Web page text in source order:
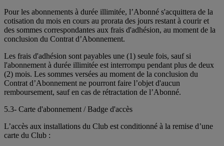
Pour les abonnements à durée illimitée, l’Abonné s'acquittera de la
cotisation du mois en cours au prorata des jours restant à courir et
des sommes correspondantes aux frais d'adhésion, au moment de la
conclusion du Contrat d’Abonnement.
Les frais d'adhésion sont payables une (1) seule fois, sauf si
l'abonnement à durée illimitée est interrompu pendant plus de deux
(2) mois. Les sommes versées au moment de la conclusion du
Contrat d’Abonnement ne pourront faire l’objet d'aucun
remboursement, sauf en cas de rétractation de l’Abonné.
5.3- Carte d'abonnement / Badge d'accès
L’accès aux installations du Club est conditionné à la remise d’une
carte du Club :